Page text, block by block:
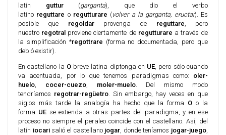
latín guttur (garganta), que dio el verbo
latino reguttare o regutturare (volver a la garganta, eructar). Es
posible que regoldar provenga de reguttare, pero
nuestro regotral proviene ciertamente de regutturare a través de
la simplificación *regottrare (forma no documentada, pero que
debió existir).
En castellano la Obreve latina diptonga en UE, pero sólo cuando
va acentuada, por lo que tenemos paradigmas como: oler-
huelo, cocer-cuezo, moler-muel o. Del mismo modo
tendríamos regotrar-regüetro. Sin embargo, hay veces en que
siglos más tarde la analogía ha hecho que la forma O o la
forma UEse extienda a otras partes del paradigma, y en ese
proceso no siempre el peraleo coincide con el castellano. Así, del
latín iocari salió el castellano jogar, donde teníamos jogar-juego,